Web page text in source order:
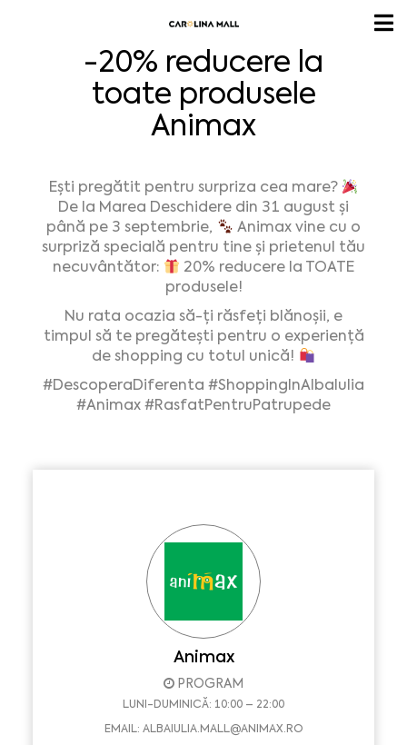
-20% reducere la
toate produsele
Animax
Ești pregătit pentru surpriza cea mare?
De la Marea Deschidere din 31 august și
până pe 3 septembrie,
Animax vine cu o
surpriză specială pentru tine și prietenul tău
necuvântător:
20% reducere la TOATE
produsele!
Nu rata ocazia să-ți răsfeți blănoșii, e
timpul să te pregătești pentru o experiență
de shopping cu totul unică!
#DescoperaDiferenta #ShoppingInAlbaIulia
#Animax#RasfatPentruPatrupede
Animax
PROGRAM
LUNI-DUMINICĂ: 10:00 – 22:00
EMAIL: ALBAIULIA.MALL@ANIMAX.RO